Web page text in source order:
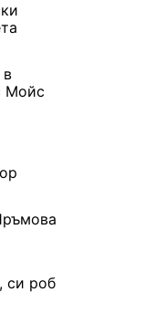
в
Мойс
си роб